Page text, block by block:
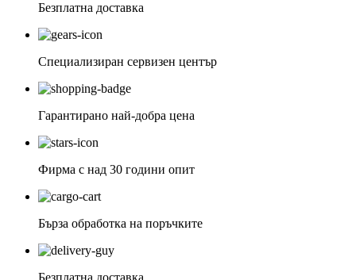
Безплатна доставка
Специализиран сервизен център
Гарантирано най-добра цена
Фирма с над 30 години опит
Бърза обработка на поръчките